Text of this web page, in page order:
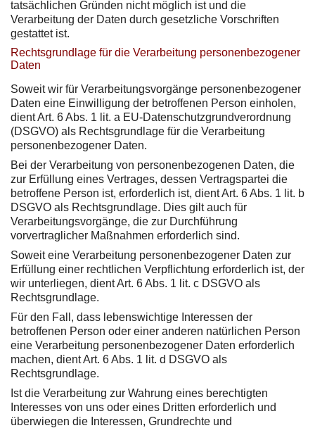
tatsächlichen Gründen nicht möglich ist und die
Verarbeitung der Daten durch gesetzliche Vorschriften
gestattet ist.
Rechtsgrundlage für die Verarbeitung personenbezogener
Daten
Soweit wir für Verarbeitungsvorgänge personenbezogener
Daten eine Einwilligung der betroffenen Person einholen,
dient Art. 6 Abs. 1 lit. a EU-Datenschutzgrundverordnung
(DSGVO) als Rechtsgrundlage für die Verarbeitung
personenbezogener Daten.
Bei der Verarbeitung von personenbezogenen Daten, die
zur Erfüllung eines Vertrages, dessen Vertragspartei die
betroffene Person ist, erforderlich ist, dient Art. 6 Abs. 1 lit. b
DSGVO als Rechtsgrundlage. Dies gilt auch für
Verarbeitungsvorgänge, die zur Durchführung
vorvertraglicher Maßnahmen erforderlich sind.
Soweit eine Verarbeitung personenbezogener Daten zur
Erfüllung einer rechtlichen Verpflichtung erforderlich ist, der
wir unterliegen, dient Art. 6 Abs. 1 lit. c DSGVO als
Rechtsgrundlage.
Für den Fall, dass lebenswichtige Interessen der
betroffenen Person oder einer anderen natürlichen Person
eine Verarbeitung personenbezogener Daten erforderlich
machen, dient Art. 6 Abs. 1 lit. d DSGVO als
Rechtsgrundlage.
Ist die Verarbeitung zur Wahrung eines berechtigten
Interesses von uns oder eines Dritten erforderlich und
überwiegen die Interessen, Grundrechte und